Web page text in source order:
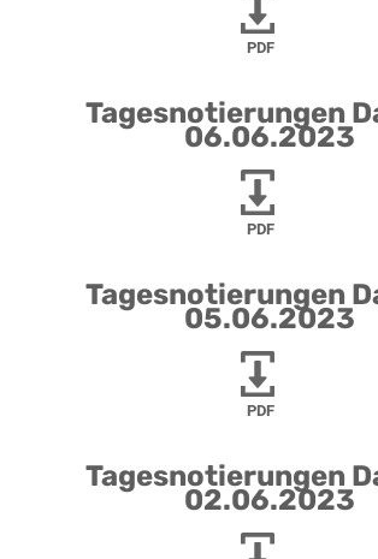
PDF
Tagesnotierungen
06.06.2023
PDF
Tagesnotierungen
05.06.2023
PDF
Tagesnotierungen
02.06.2023